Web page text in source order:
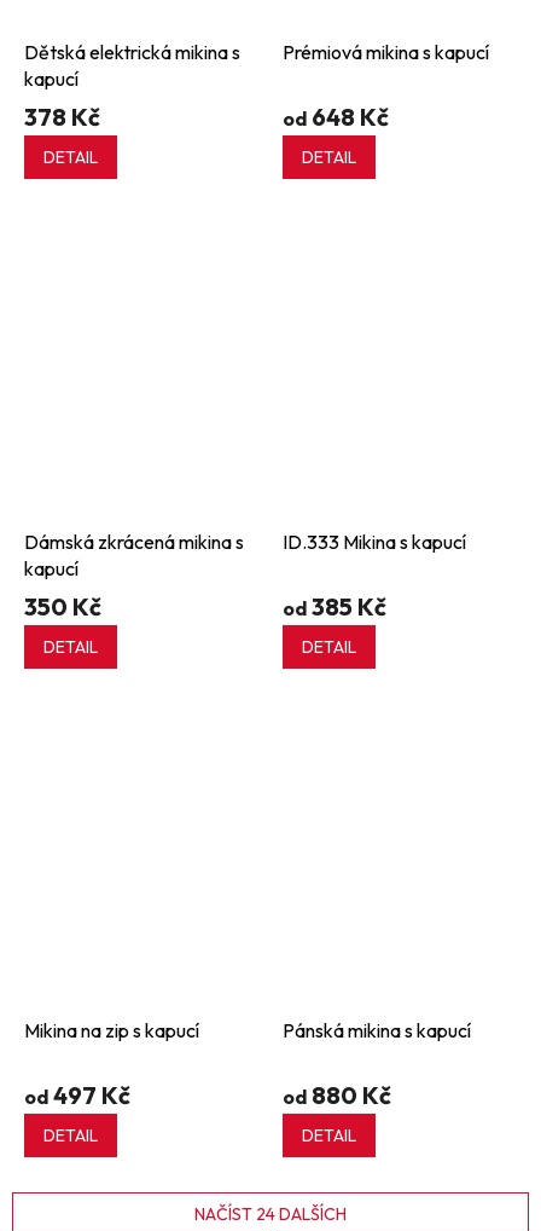
Dětská elektrická mikina s
kapucí
378 Kč
DETAIL
Prémiová mikina s kapucí
od 648 Kč
DETAIL
Dámská zkrácená mikina s
kapucí
350 Kč
DETAIL
ID.333 Mikina s kapucí
od 385 Kč
DETAIL
Mikina na zip s kapucí
od 497 Kč
DETAIL
Pánská mikina s kapucí
od 880 Kč
DETAIL
NAČÍST 24 DALŠÍCH